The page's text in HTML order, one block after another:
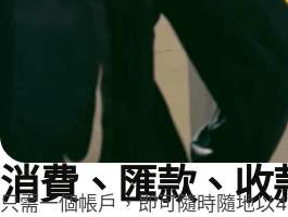
消費、匯款、收
只需一個帳戶，即可隨時隨地以